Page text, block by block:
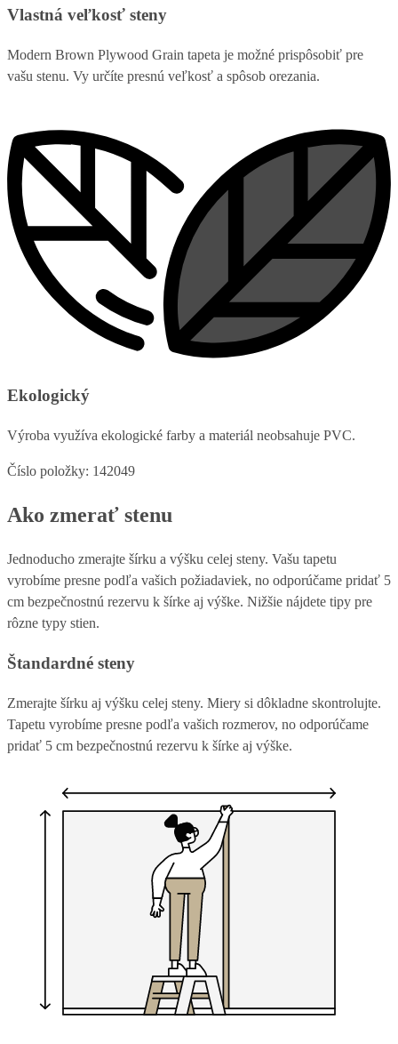
Vlastná veľkosť steny
Modern Brown Plywood Grain tapeta je možné prispôsobiť pre
vašu stenu. Vy určíte presnú veľkosť a spôsob orezania.
Ekologický
Výroba využíva ekologické farby a materiál neobsahuje PVC.
Číslo položky: 142049
Ako zmerať stenu
Jednoducho zmerajte šírku a výšku celej steny. Vašu tapetu
vyrobíme presne podľa vašich požiadaviek, no odporúčame pridať 5
cm bezpečnostnú rezervu k šírke aj výške. Nižšie nájdete tipy pre
rôzne typy stien.
Štandardné steny
Zmerajte šírku aj výšku celej steny. Miery si dôkladne skontrolujte.
Tapetu vyrobíme presne podľa vašich rozmerov, no odporúčame
pridať 5 cm bezpečnostnú rezervu k šírke aj výške.